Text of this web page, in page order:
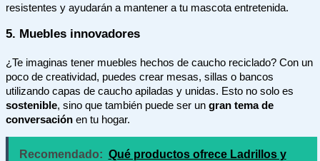
resistentes y ayudarán a mantener a tu mascota entretenida.
5. Muebles innovadores
¿Te imaginas tener muebles hechos de caucho reciclado? Con un
poco de creatividad, puedes crear mesas, sillas o bancos
utilizando capas de caucho apiladas y unidas. Esto no solo es
sostenible, sino que también puede ser un gran tema de
conversación en tu hogar.
Recomendado: Qué productos ofrece Ladrillos y